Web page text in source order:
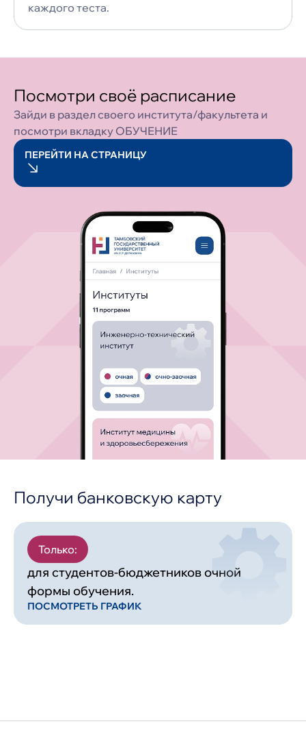
каждого теста.
Посмотри своё расписание
Зайди в раздел своего института/факультета и
посмотри вкладку ОБУЧЕНИЕ
ПЕРЕЙТИ НА СТРАНИЦУ
Получи банковскую карту
Только:
для студентов-бюджетников очной
формы обучения.
ПОСМОТРЕТЬ ГРАФИК